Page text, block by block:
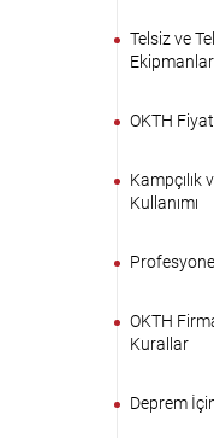
Telsiz ve
OKTH
Kampçılık
Kullanımı
OKTH
Kurallar
Deprem